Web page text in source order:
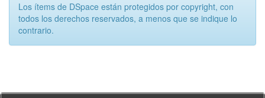
Los ítems de DSpace están protegidos por copyright, con
todos los derechos reservados, a menos que se indique lo
contrario.